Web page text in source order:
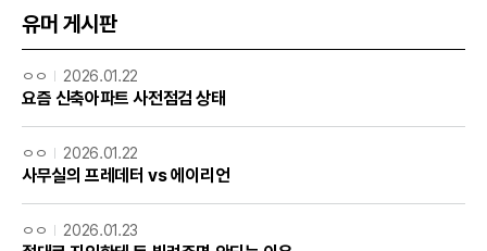
유머 게시판
ㅇㅇ 2026.01.22
요즘 신축아파트 사전점검 상태
ㅇㅇ 2026.01.22
사무실의 프레데터 vs 에이리언
ㅇㅇ 2026.01.23